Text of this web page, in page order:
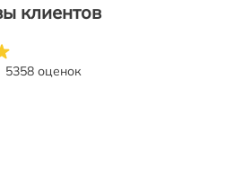
клиентов
5358 оценок